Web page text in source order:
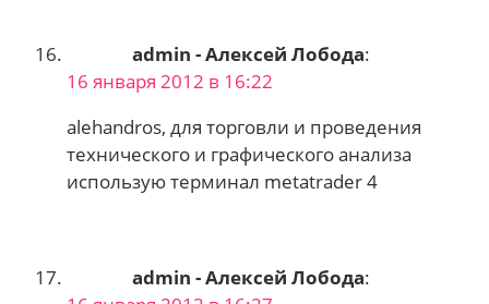
admin - Алексей Лобода:
16 января 2012 в 16:22
alehandros, для торговли и проведения
технического и графического анализа
использую терминал metatrader 4
admin - Алексей Лобода: